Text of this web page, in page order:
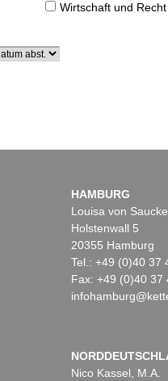
Wirtschaft und Recht
HAMBURG
Louisa von
Holstenwall 5
20355 Hamburg
Tel.: +49 (0)40 37
Fax: +49 (0)40 37
Nico Kassel, M.A.